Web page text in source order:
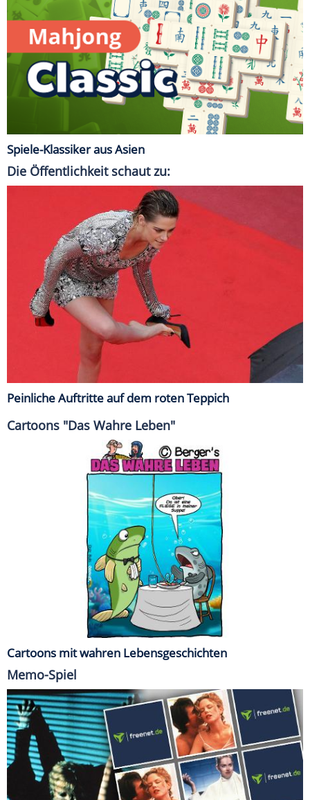
Spiele-Klassiker aus Asien
Die Öffentlichkeit schaut zu:
Peinliche Auftritte auf dem roten Teppich
Cartoons "Das Wahre Leben"
Cartoons mit wahren Lebensgeschichten
Memo-Spiel